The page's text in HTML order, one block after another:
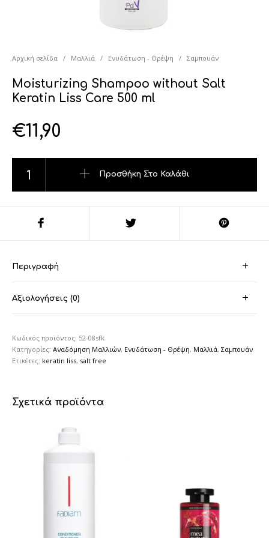
Αρχική σελίδα / Μαλλιά / Ενυδάτωση - Θρέψη / Σαμπουάν
Moisturizing Shampoo without Salt
Keratin Liss Care 500 ml
€11,90
Προσθήκη Στο Καλάθι
Περιγραφή
Αξιολογήσεις (0)
Κωδικός προϊόντος: 52-08sfk
Κατηγορίες:Αναδόμηση Μαλλιών, Ενυδάτωση - Θρέψη, Μαλλιά,Σαμπουάν
Ετικέτες: keratin liss, salt free
Σχετικά προϊόντα